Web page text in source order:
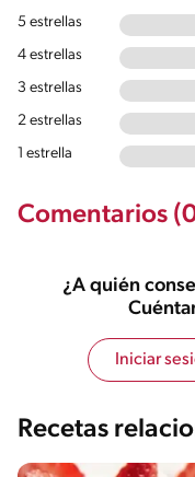
5 estrellas
4 estrellas
3 estrellas
2 estrellas
1 estrella
Comentarios
¿A quién
Iniciar
Recetas